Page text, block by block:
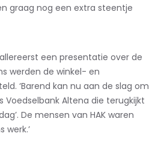
graag nog een extra steentje
een presentatie over de
werden de winkel- en
‘Barend kan nu aan de slag om
Voedselbank Altena die terugkijkt
De mensen van HAK waren
werk.’